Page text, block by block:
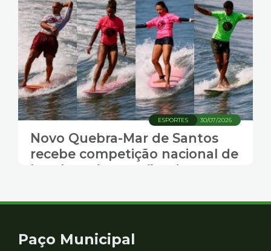
30/07/2026
ESPORTES
Novo Quebra-Mar de Santos
recebe competição nacional de
longboard neste fim de
Contato
Paço Municipal